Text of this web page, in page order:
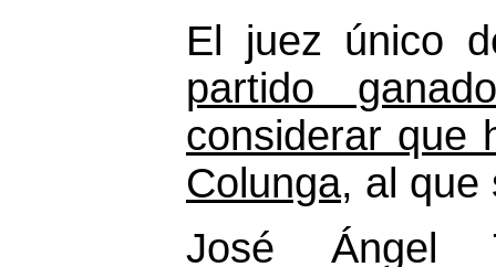
El juez único
partido
considerar que
Colunga, al que
José Ángel